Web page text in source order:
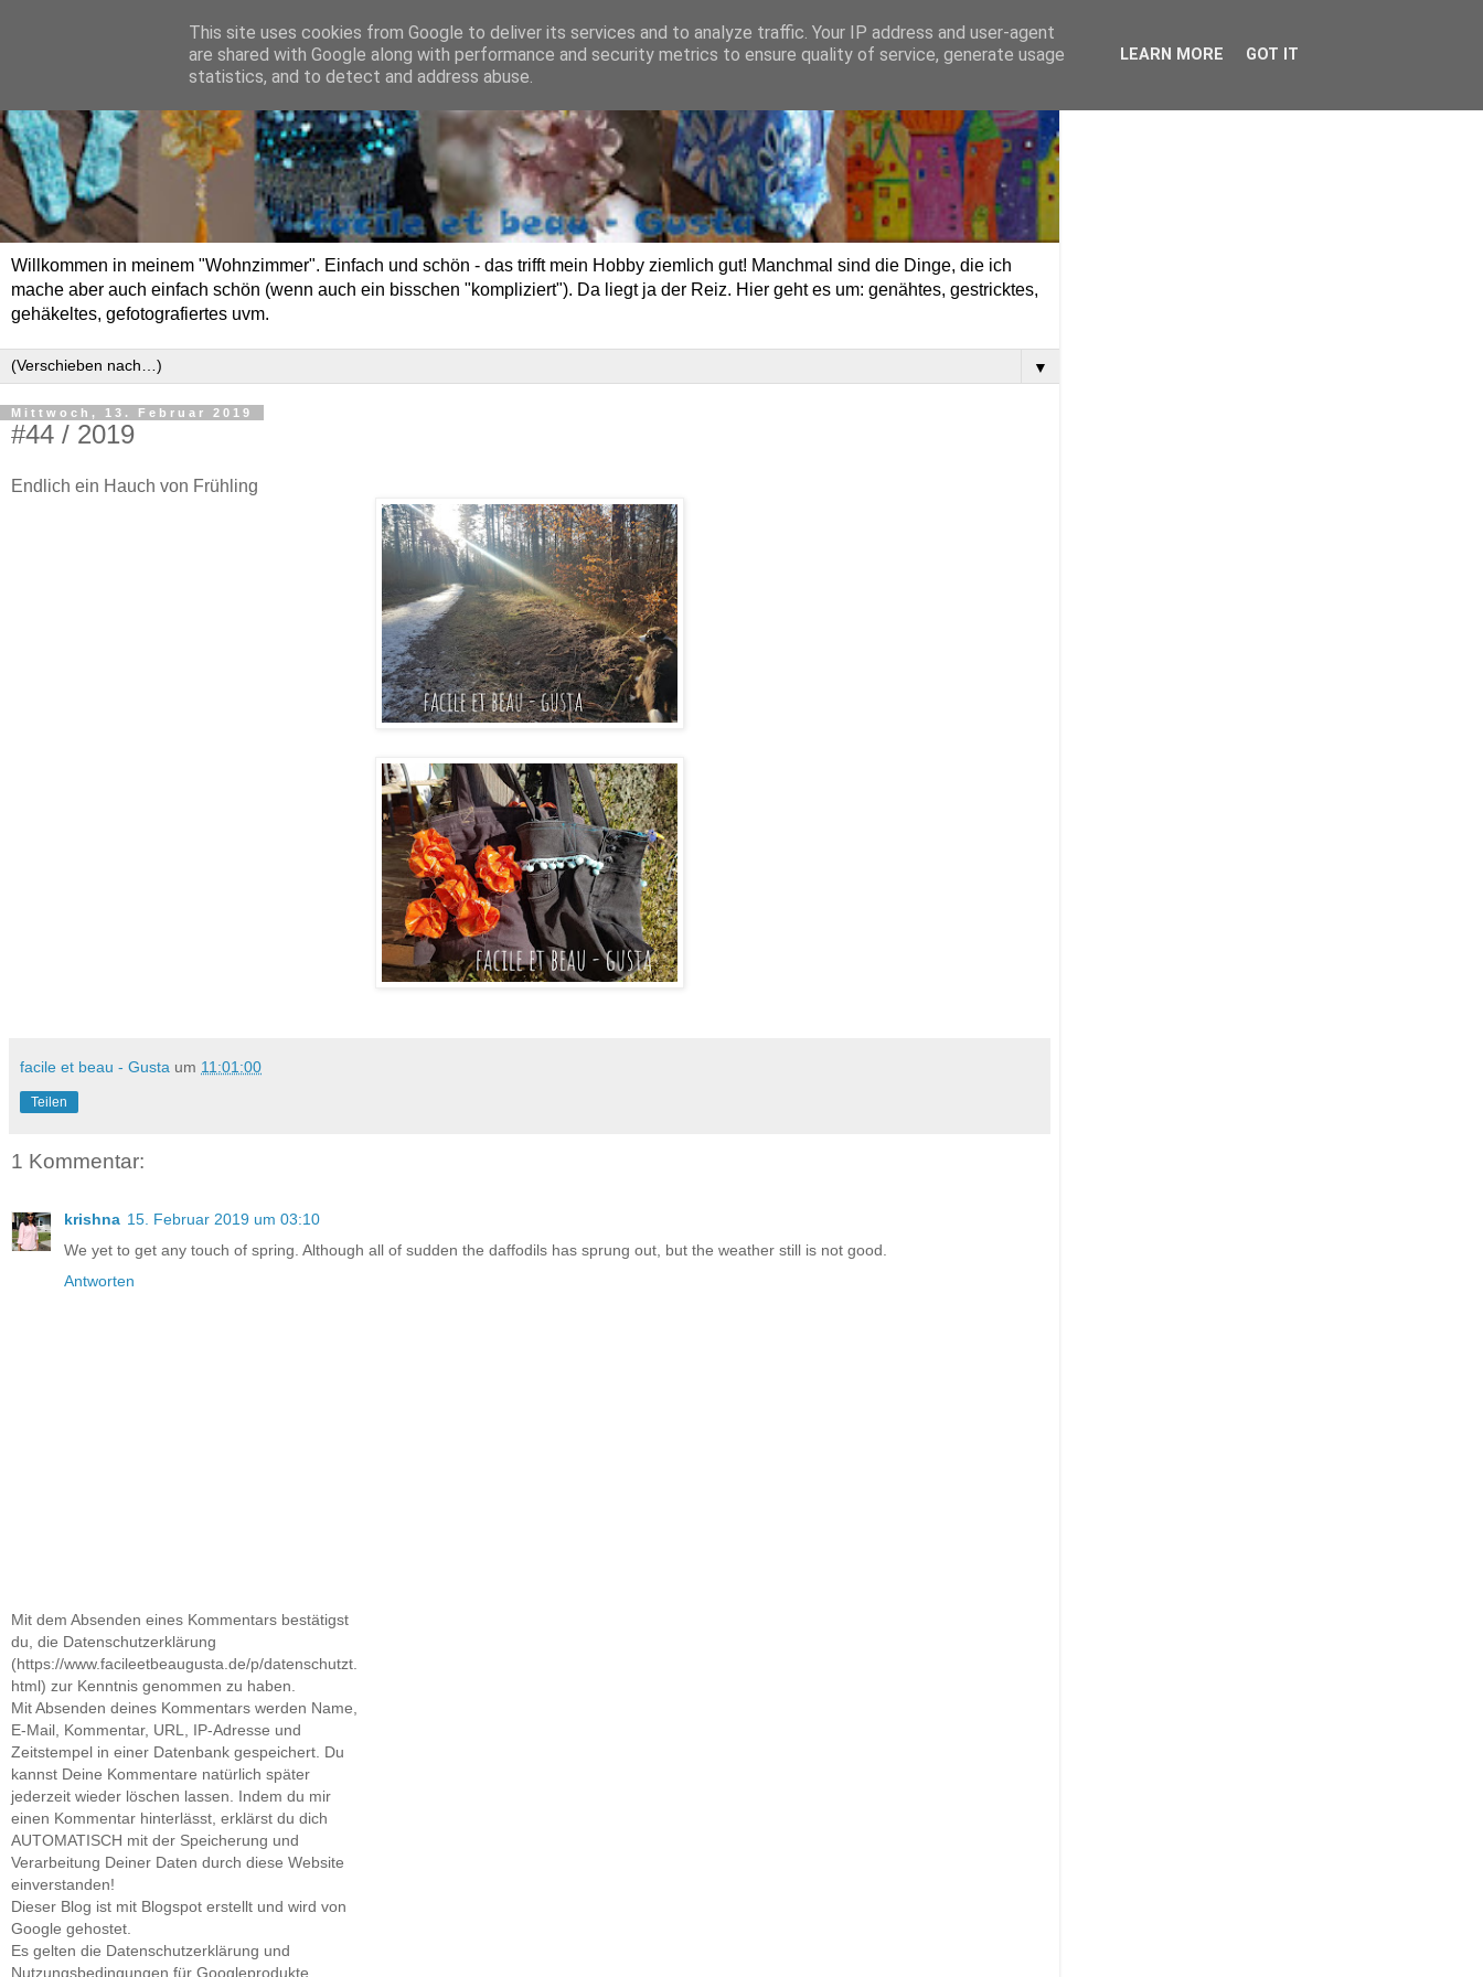
Willkommen in meinem "Wohnzimmer". Einfach und schön - das trifft mein Hobby ziemlich gut! Manchmal sind die Dinge, die ich
mache aber auch einfach schön (wenn auch ein bisschen "kompliziert"). Da liegt ja der Reiz. Hier geht es um: genähtes, gestricktes,
gehäkeltes, gefotografiertes uvm.
▼
Mittwoch, 13. Februar 2019
#44 / 2019
Endlich ein Hauch von Frühling
facile et beau - Gusta um 11:01:00
Teilen
1 Kommentar:
krishna 15. Februar 2019 um 03:10
We yet to get any touch of spring. Although all of sudden the daffodils has sprung out, but the weather still is not good.
Antworten
Mit dem Absenden eines Kommentars bestätigst
du, die Datenschutzerklärung
(https://www.facileetbeaugusta.de/p/datenschutzt.
html) zur Kenntnis genommen zu haben.
Mit Absenden deines Kommentars werden Name,
E-Mail, Kommentar, URL, IP-Adresse und
Zeitstempel in einer Datenbank gespeichert. Du
kannst Deine Kommentare natürlich später
jederzeit wieder löschen lassen. Indem du mir
einen Kommentar hinterlässt, erklärst du dich
AUTOMATISCH mit der Speicherung und
Verarbeitung Deiner Daten durch diese Website
einverstanden!
Dieser Blog ist mit Blogspot erstellt und wird von
Google gehostet.
Es gelten die Datenschutzerklärung und
Nutzungsbedingungen für Googleprodukte.
This site uses cookies from Google to deliver its services and to analyze traffic. Your IP address and user-agent
are shared with Google along with performance and security metrics to ensure quality of service, generate usage
statistics, and to detect and address abuse.
LEARN MORE GOT IT